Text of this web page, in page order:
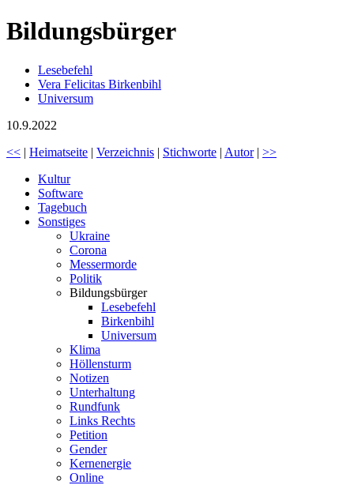
Bildungsbürger
Lesebefehl
Vera Felicitas Birkenbihl
Universum
10.9.2022
<< | Heimatseite | Verzeichnis | Stichworte | Autor| >>
Kultur
Software
Tagebuch
Sonstiges
Ukraine
Corona
Messermorde
Politik
Bildungsbürger
Lesebefehl
Birkenbihl
Universum
Klima
Höllensturm
Notizen
Unterhaltung
Rundfunk
Links Rechts
Petition
Gender
Kernenergie
Online